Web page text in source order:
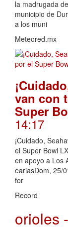
la madrugada
municipio de
a los muni
Meteored.mx
van con
Super
14:17
¡Cuidado,
el Super Bowl
en apoyo a Los
eariasDom, 25/
for
Record
orioles